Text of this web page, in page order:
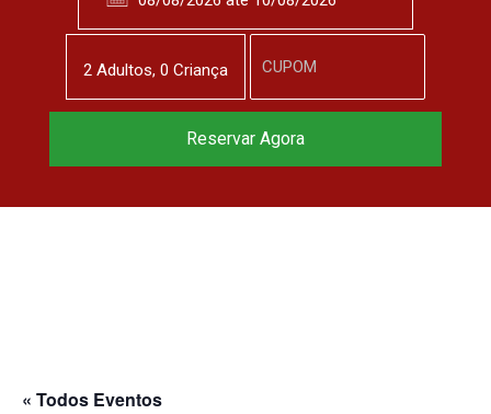
« Todos Eventos
2 Adultos, 0 Criança
Reservar Agora